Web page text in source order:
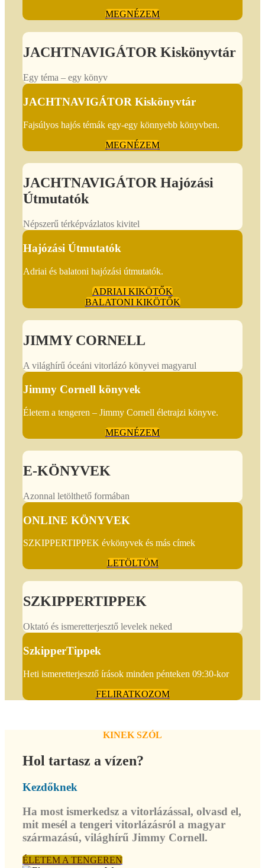
MEGNÉZEM
JACHTNAVIGÁTOR Kiskönyvtár
Egy téma – egy könyv
JACHTNAVIGÁTOR Kiskönyvtár
Fajsúlyos hajós témák egy-egy könnyebb könyvben.
MEGNÉZEM
JACHTNAVIGÁTOR Hajózási
Útmutatók
Népszerű térképvázlatos kivitel
Hajózási Útmutatók
Adriai és balatoni hajózási útmutatók.
ADRIAI KIKÖTŐK
BALATONI KIKÖTŐK
JIMMY CORNELL
A világhírű óceáni vitorlázó könyvei magyarul
Jimmy Cornell könyvek
Életem a tengeren – Jimmy Cornell életrajzi könyve.
MEGNÉZEM
E-KÖNYVEK
Azonnal letölthető formában
ONLINE KÖNYVEK
SZKIPPERTIPPEK évkönyvek és más címek
LETÖLTÖM
SZKIPPERTIPPEK
Oktató és ismeretterjesztő levelek neked
SzkipperTippek
Heti ismeretterjesztő írások minden pénteken 09:30-kor
FELIRATKOZOM
KINEK SZÓL
Hol tartasz a vízen?
Kezdőknek
Ha most ismerkedsz a vitorlázással, olvasd el,
mit mesél a tengeri vitorlázásról a magyar
származású, világhírű Jimmy Cornell.
ÉLETEM A TENGEREN